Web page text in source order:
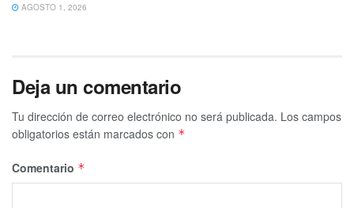
AGOSTO 1, 2026
Deja un comentario
Tu dirección de correo electrónico no será publicada. Los campos
obligatorios están marcados con *
Comentario *